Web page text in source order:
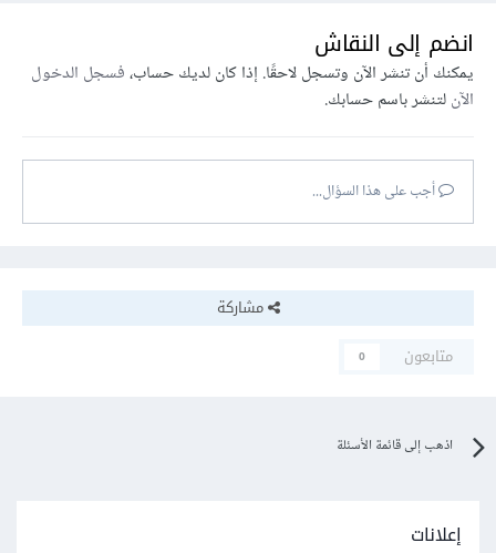
انضم إلى النقاش
يمكنك أن تنشر الآن وتسجل لاحقًا. إذا كان لديك حساب،فسجل الدخول
الآنلتنشر باسم حسابك.
أجب على هذا السؤال...
مشاركة
متابعون
0
اذهب إلى قائمة الأسئلة
إعلانات